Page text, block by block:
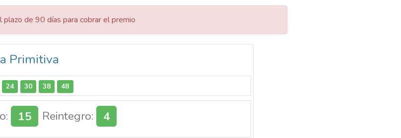
de 90 días para cobrar el premio
Primitiva
24 30 38 48
15 Reintegro: 4